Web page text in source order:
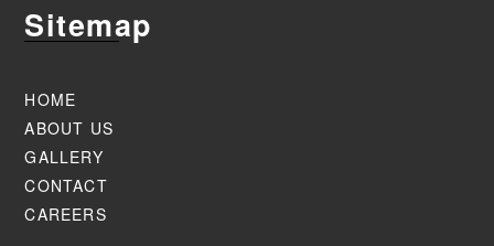
Sitemap
HOME
ABOUT US
GALLERY
CONTACT
CAREERS